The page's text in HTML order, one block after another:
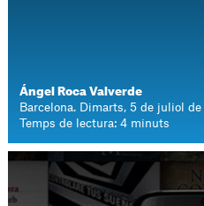
Ángel Roca Valverde
Barcelona. Dimarts, 5 de juliol de
Temps de lectura: 4 minuts